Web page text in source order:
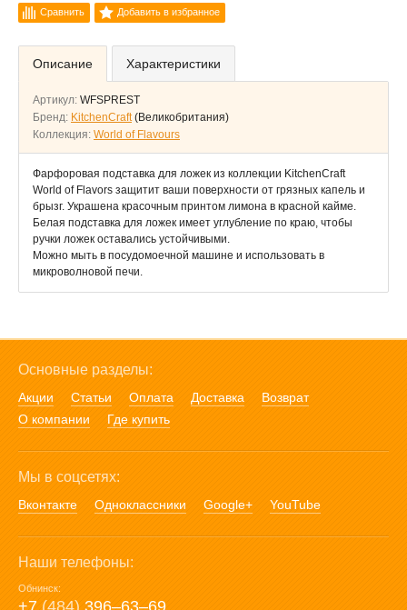
Сравнить Добавить в избранное
Описание Характеристики
Артикул: WFSPREST
Бренд: KitchenCraft (Великобритания)
Коллекция: World of Flavours
Фарфоровая подставка для ложек из коллекции KitchenCraft
World of Flavors защитит ваши поверхности от грязных капель и
брызг. Украшена красочным принтом лимона в красной кайме.
Белая подставка для ложек имеет углубление по краю, чтобы
ручки ложек оставались устойчивыми.
Можно мыть в посудомоечной машине и использовать в
микроволновой печи.
Основные разделы:
Акции Статьи Оплата Доставка
Возврат
О компании
Где купить
Мы в соцсетях:
Вконтакте Одноклассники Google+ YouTube
Наши телефоны:
Обнинск:
+7 (484) 396‒63‒69